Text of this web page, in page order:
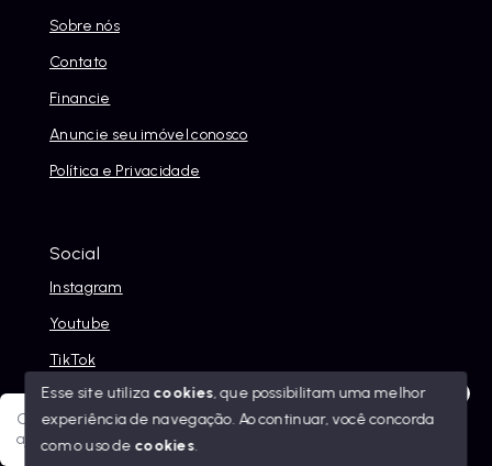
Olá! Sua jornada ao novo imóvel começa aqui. Como posso
ajudar?
Sobre nós
Contato
Financie
Anuncie seu imóvel conosco
Política e Privacidade
Social
Instagram
Youtube
TikTok
© Copyright 2026 - Alexandre Abreu Imóveis - Todos os
Esse site utiliza cookies, que possibilitam uma melhor
experiência de navegação.Ao continuar, você concorda
com o uso de cookies.